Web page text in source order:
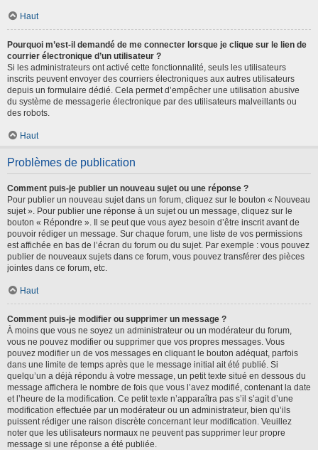
Haut
Pourquoi m’est-il demandé de me connecter lorsque je clique sur le lien de
courrier électronique d’un utilisateur ?
Si les administrateurs ont activé cette fonctionnalité, seuls les utilisateurs
inscrits peuvent envoyer des courriers électroniques aux autres utilisateurs
depuis un formulaire dédié. Cela permet d’empêcher une utilisation abusive
du système de messagerie électronique par des utilisateurs malveillants ou
des robots.
Haut
Problèmes de publication
Comment puis-je publier un nouveau sujet ou une réponse ?
Pour publier un nouveau sujet dans un forum, cliquez sur le bouton « Nouveau
sujet ». Pour publier une réponse à un sujet ou un message, cliquez sur le
bouton « Répondre ». Il se peut que vous ayez besoin d’être inscrit avant de
pouvoir rédiger un message. Sur chaque forum, une liste de vos permissions
est affichée en bas de l’écran du forum ou du sujet. Par exemple : vous pouvez
publier de nouveaux sujets dans ce forum, vous pouvez transférer des pièces
jointes dans ce forum, etc.
Haut
Comment puis-je modifier ou supprimer un message ?
À moins que vous ne soyez un administrateur ou un modérateur du forum,
vous ne pouvez modifier ou supprimer que vos propres messages. Vous
pouvez modifier un de vos messages en cliquant le bouton adéquat, parfois
dans une limite de temps après que le message initial ait été publié. Si
quelqu’un a déjà répondu à votre message, un petit texte situé en dessous du
message affichera le nombre de fois que vous l’avez modifié, contenant la date
et l’heure de la modification. Ce petit texte n’apparaîtra pas s’il s’agit d’une
modification effectuée par un modérateur ou un administrateur, bien qu’ils
puissent rédiger une raison discrète concernant leur modification. Veuillez
noter que les utilisateurs normaux ne peuvent pas supprimer leur propre
message si une réponse a été publiée.